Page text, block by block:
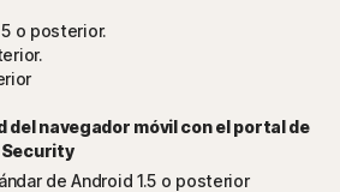
o posterior.
del navegador móvil con el portal de
Security
de Android 1.5 o posterior